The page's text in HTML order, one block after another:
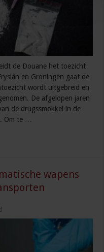
de Douane het toezicht
en Groningen gaat de
wordt uitgebreid en
De afgelopen jaren
de drugssmokkel in de
Om te …
wapens